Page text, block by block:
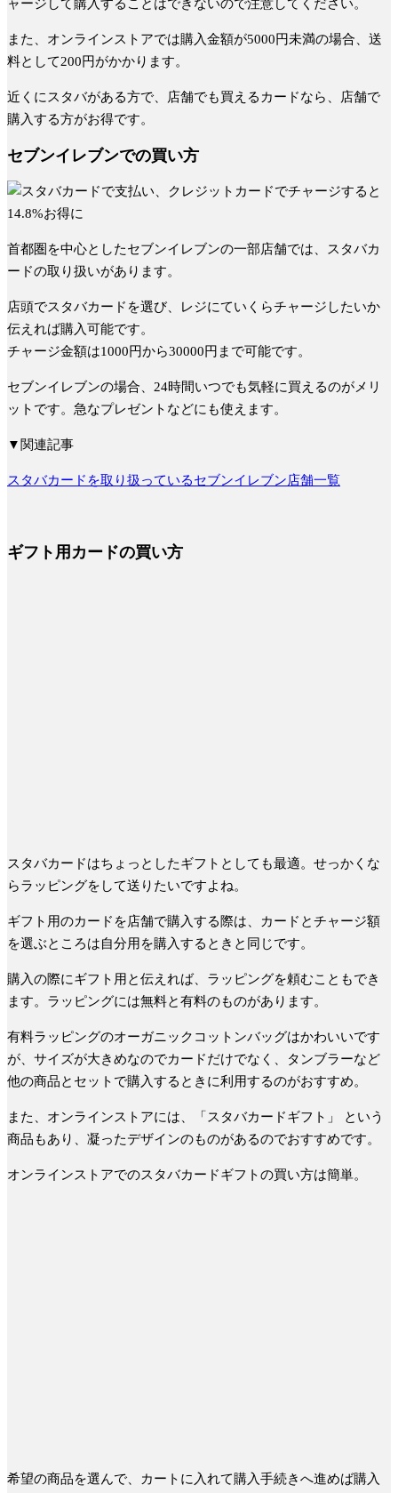
ャージして購入することはできないので注意してください。
また、オンラインストアでは購入金額が5000円未満の場合、送
料として200円がかかります。
近くにスタバがある方で、店舗でも買えるカードなら、店舗で
購入する方がお得です。
セブンイレブンでの買い方
首都圏を中心としたセブンイレブンの一部店舗では、スタバカ
ードの取り扱いがあります。
店頭でスタバカードを選び、レジにていくらチャージしたいか
伝えれば購入可能です。
チャージ金額は1000円から30000円まで可能です。
セブンイレブンの場合、24時間いつでも気軽に買えるのがメリ
ットです。急なプレゼントなどにも使えます。
▼関連記事
スタバカードを取り扱っているセブンイレブン店舗一覧
ギフト用カードの買い方
スタバカードはちょっとしたギフトとしても最適。せっかくな
らラッピングをして送りたいですよね。
ギフト用のカードを店舗で購入する際は、カードとチャージ額
を選ぶところは自分用を購入するときと同じです。
購入の際にギフト用と伝えれば、ラッピングを頼むこともでき
ます。ラッピングには無料と有料のものがあります。
有料ラッピングのオーガニックコットンバッグはかわいいです
が、サイズが大きめなのでカードだけでなく、タンブラーなど
他の商品とセットで購入するときに利用するのがおすすめ。
また、オンラインストアには、「スタバカードギフト」 という
商品もあり、凝ったデザインのものがあるのでおすすめです。
オンラインストアでのスタバカードギフトの買い方は簡単。
希望の商品を選んで、カートに入れて購入手続きへ進めば購入